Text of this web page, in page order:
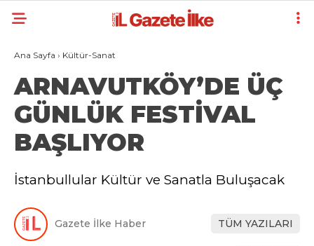
Ana Sayfa › Kültür-Sanat
ARNAVUTKÖY’DE ÜÇ
GÜNLÜK FESTİVAL
BAŞLIYOR
İstanbullular Kültür ve Sanatla Buluşacak
Gazete İlke Haber TÜM YAZILARI